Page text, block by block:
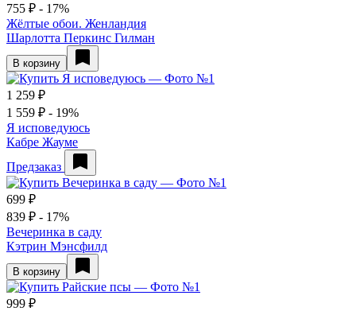
755 ₽ - 17%
Жёлтые обои. Женландия
Шарлотта Перкинс Гилман
В корзину
1 259 ₽
1 559 ₽ - 19%
Я исповедуюсь
Кабре Жауме
Предзаказ
699 ₽
839 ₽ - 17%
Вечеринка в саду
Кэтрин Мэнсфилд
В корзину
999 ₽